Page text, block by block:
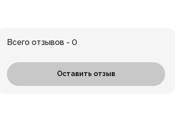
Всего отзывов - 0
Оставить отзыв